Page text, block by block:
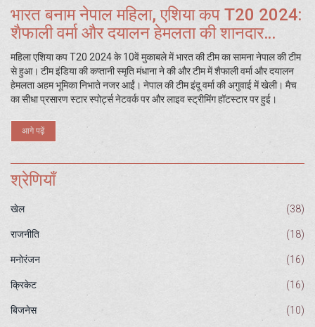
भारत बनाम नेपाल महिला, एशिया कप T20 2024:
शैफाली वर्मा और दयालन हेमलता की शानदार
शुरुआत
महिला एशिया कप T20 2024 के 10वें मुकाबले में भारत की टीम का सामना नेपाल की टीम
से हुआ। टीम इंडिया की कप्तानी स्मृति मंधाना ने की और टीम में शैफाली वर्मा और दयालन
हेमलता अहम भूमिका निभाते नजर आईं। नेपाल की टीम इंदू वर्मा की अगुवाई में खेली। मैच
का सीधा प्रसारण स्टार स्पोर्ट्स नेटवर्क पर और लाइव स्ट्रीमिंग हॉटस्टार पर हुई।
आगे पढ़ें
श्रेणियाँ
खेल (38)
राजनीति (18)
मनोरंजन (16)
क्रिकेट (16)
बिजनेस (10)